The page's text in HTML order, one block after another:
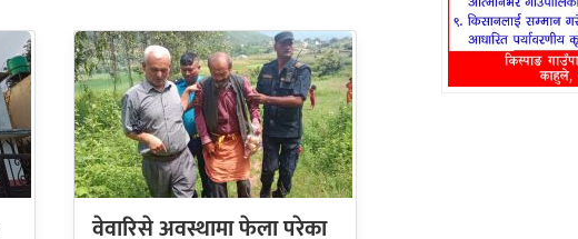
वेवारिसे अवस्थामा फेला परेका